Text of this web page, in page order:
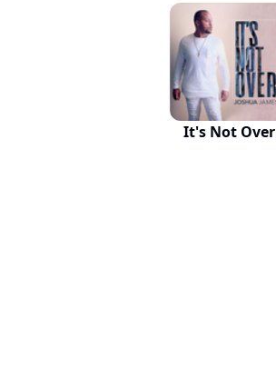
It's Not Over